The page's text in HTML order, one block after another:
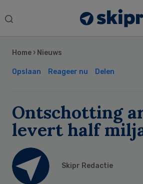
Search
Home › Nieuws
Opslaan Reageer nu Delen
Ontschotting
levert half
Skipr Redactie
Sidebar